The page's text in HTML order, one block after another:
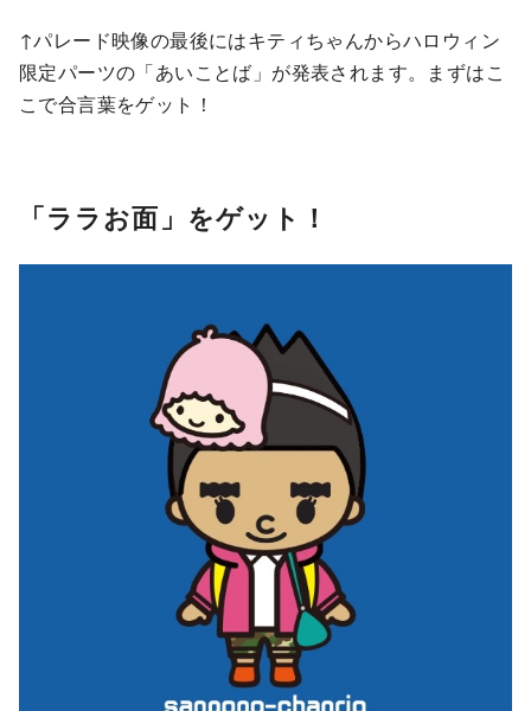
↑パレード映像の最後にはキティちゃんからハロウィン
限定パーツの「あいことば」が発表されます。まずはこ
こで合言葉をゲット！
「ララお面」をゲット！